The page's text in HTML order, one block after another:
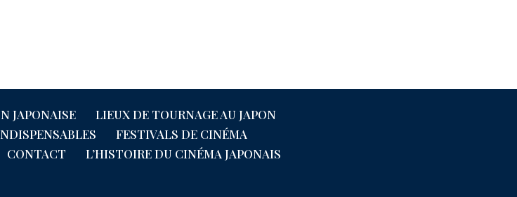
JAPONAISE
LIEUX DE TOURNAGE AU JAPON
FESTIVALS DE CINÉMA
CONTACT L’HISTOIRE DU CINÉMA JAPONAIS